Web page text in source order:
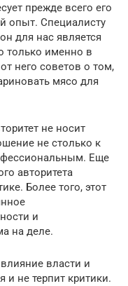
прежде всего его
опыт. Специалисту
для нас является
только именно в
него советов о том,
мясо для
не носит
не столько к
Еще
авторитета
Более того, этот
и
на деле.
власти и
и не терпит критики.